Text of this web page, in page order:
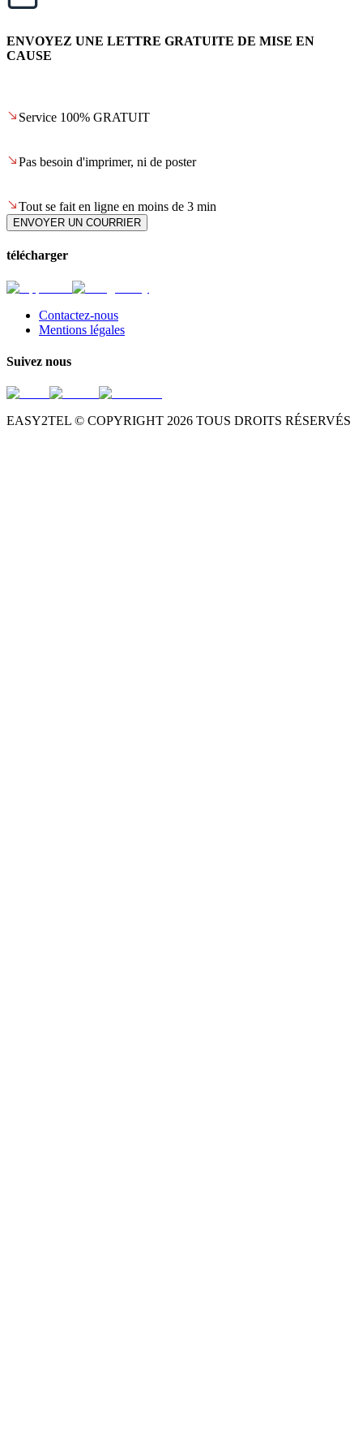
ENVOYEZ UNE LETTRE GRATUITE DE MISE EN
CAUSE
Service 100% GRATUIT
Pas besoin d'imprimer, ni de poster
Tout se fait en ligne en moins de 3 min
ENVOYER UN COURRIER
télécharger
Contactez-nous
Mentions légales
Suivez nous
EASY2TEL © COPYRIGHT 2026 TOUS DROITS RÉSERVÉS